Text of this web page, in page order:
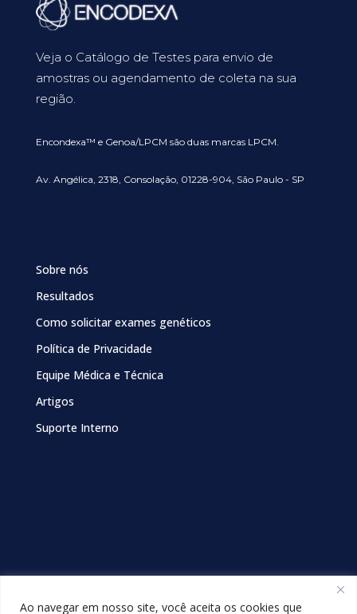
Ao navegar em nosso site, você aceita os cookies que
Veja o Catálogo de Testes para envio de
amostras ou agendamento de coleta na sua
região.
Encondexa™ e Genoa/LPCM são duas marcas LPCM.
Av. Angélica, 2318, Consolação, 01228-904, São Paulo - SP
Sobre nós
Resultados
Como solicitar exames genéticos
Política de Privacidade
Equipe Médica e Técnica
Artigos
Suporte Interno